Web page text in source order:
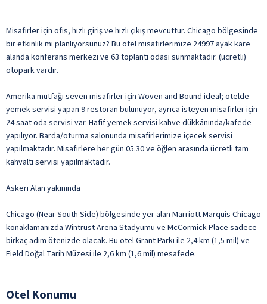
Misafirler için ofis, hızlı giriş ve hızlı çıkış mevcuttur. Chicago bölgesinde
bir etkinlik mi planlıyorsunuz? Bu otel misafirlerimize 24997 ayak kare
alanda konferans merkezi ve 63 toplantı odası sunmaktadır. (ücretli)
otopark vardır.
Amerika mutfağı seven misafirler için Woven and Bound ideal; otelde
yemek servisi yapan 9 restoran bulunuyor, ayrıca isteyen misafirler için
24 saat oda servisi var. Hafif yemek servisi kahve dükkânında/kafede
yapılıyor. Barda/oturma salonunda misafirlerimize içecek servisi
yapılmaktadır. Misafirlere her gün 05.30 ve öğlen arasında ücretli tam
kahvaltı servisi yapılmaktadır.
Askeri Alan yakınında
Chicago (Near South Side) bölgesinde yer alan Marriott Marquis Chicago
konaklamanızda Wintrust Arena Stadyumu ve McCormick Place sadece
birkaç adım ötenizde olacak. Bu otel Grant Parkı ile 2,4 km (1,5 mil) ve
Field Doğal Tarih Müzesi ile 2,6 km (1,6 mil) mesafede.
Otel Konumu